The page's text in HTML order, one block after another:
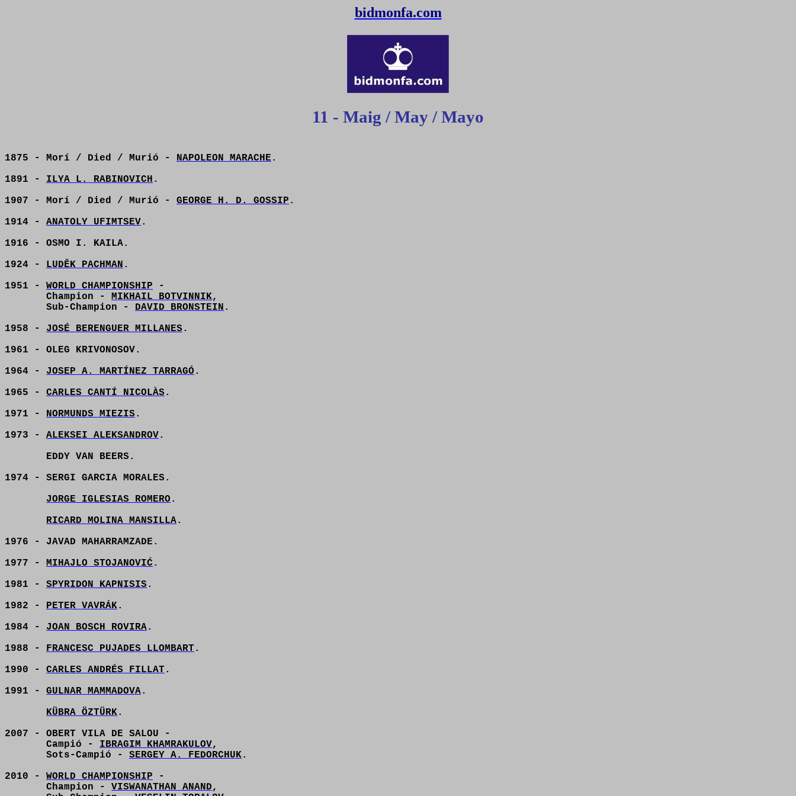
bidmonfa.com
11 - Maig / May / Mayo
1875 - Morí / Died / Murió - NAPOLEON MARACHE .
1891 - ILYA L. RABINOVICH .
1907 - Morí / Died / Murió - GEORGE H. D. GOSSIP .
1914 - ANATOLY UFIMTSEV.
1916 - OSMO I. KAILA.
1924 - LUDĚK PACHMAN .
1951 - WORLD CHAMPIONSHIP -
Champion - MIKHAIL BOTVINNIK,
Sub-Champion - DAVID BRONSTEIN .
1958 - JOSÉ BERENGUER MILLANES .
1961 - OLEG KRIVONOSOV.
1964 - JOSEP A. MARTÍNEZ TARRAGÓ .
1965 - CARLES CANTÍ NICOLÀS .
1971 - NORMUNDS MIEZIS .
1973 - ALEKSEI ALEKSANDROV.
EDDY VAN BEERS.
1974 - SERGI GARCIA MORALES.
JORGE IGLESIAS ROMERO .
RICARD MOLINA MANSILLA.
1976 - JAVAD MAHARRAMZADE.
1977 - MIHAJLO STOJANOVIĆ .
1981 - SPYRIDON KAPNISIS .
1982 - PETER VAVRÁK.
1984 - JOAN BOSCH ROVIRA.
1988 - FRANCESC PUJADES LLOMBART.
1990 - CARLES ANDRÉS FILLAT.
1991 - GULNAR MAMMADOVA.
KÜBRA ÖZTÜRK.
2007 - OBERT VILA DE SALOU -
Campió - IBRAGIM KHAMRAKULOV,
Sots-Campió - SERGEY A. FEDORCHUK.
2010 - WORLD CHAMPIONSHIP -
Champion - VISWANATHAN ANAND,